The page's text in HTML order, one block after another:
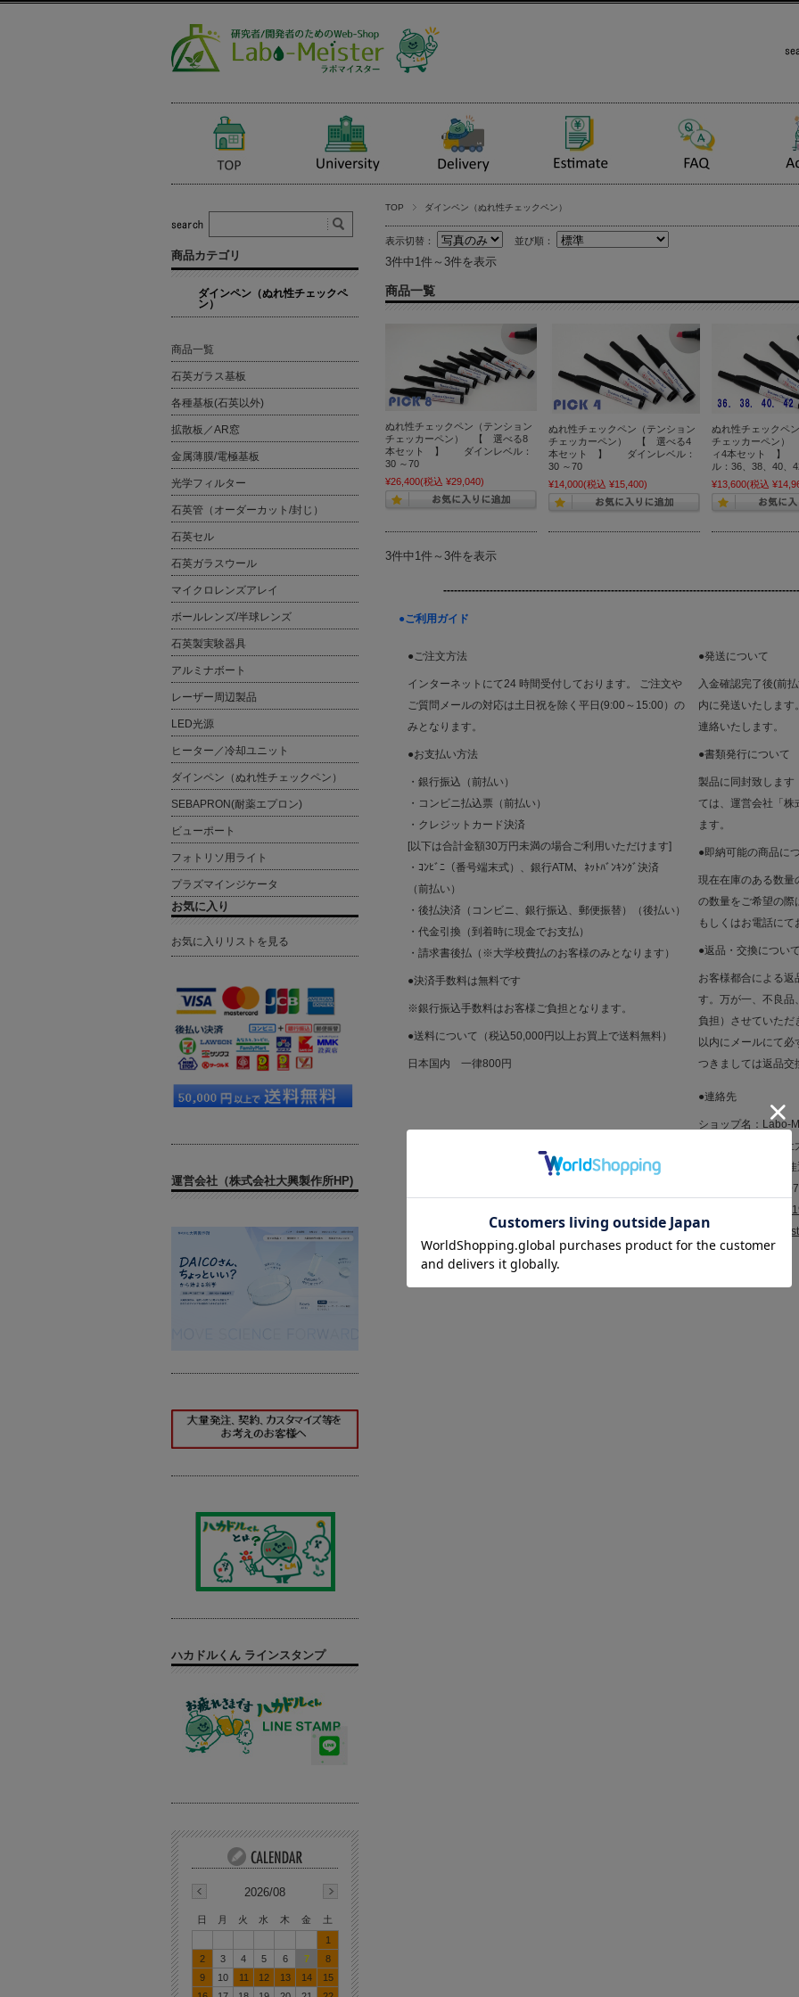
TOP ダインペン（ぬれ性チェックペン）
表示切替： 並び順：
3件中1件～3件を表示
商品一覧
ぬれ性チェックペン（テンション
チェッカーペン） 【 選べる8
本セット 】 ダインレベル：
30 ～70
¥26,400(税込 ¥29,040)
ぬれ性チェックペン（テンション
チェッカーペン） 【 選べる4
本セット 】 ダインレベル：
30 ～70
¥14,000(税込 ¥15,400)
ぬれ性チェックペ
チェッカーペン
ィ4本セット 】
ル：36、38、40、
¥13,600(税込
3件中1件～3件を表示
-----------------------------------------------------------------------
●ご利用ガイド
●ご注文方法
インターネットにて24 時間受付しております。 ご注文や
ご質問メールの対応は土日祝を除く平日(9:00～15:00）の
みとなります。
●お支払い方法
・銀行振込（前払い）
・コンビニ払込票（前払い）
・クレジットカード決済
[以下は合計金額30万円未満の場合ご利用いただけます]
・ｺﾝﾋﾞﾆ（番号端末式）、銀行ATM、ﾈｯﾄﾊﾞﾝｷﾝｸﾞ決済
（前払い）
・後払決済（コンビニ、銀行振込、郵便振替）（後払い）
・代金引換（到着時に現金でお支払）
・請求書後払（※大学校費払のお客様のみとなります）
●決済手数料は無料です
※銀行振込手数料はお客様ご負担となります。
●送料について（税込50,000円以上お買上で送料無料）
日本国内 一律800円
●発送について
入金確認完了後(前
内に発送いたしま
連絡いたします。
●書類発行について
製品に同封致します
ては、運営会社「株
ます。
●即納可能の商品に
現在在庫のある数量
の数量をご希望の際
もしくはお電話にて
●返品・交換について
お客様都合による返
す。万が一、不良品
負担）させていただ
以内にメールにて
つきましては返品交
●連絡先
ショップ名：Labo-
運営会社：株式会
運営責任者：須田
所在地：〒601-
075-933-
お問合せ：
商品カテゴリ
ダインペン（ぬれ性チェックペ
ン）
商品一覧
石英ガラス基板
各種基板(石英以外)
拡散板／AR窓
金属薄膜/電極基板
光学フィルター
石英管（オーダーカット/封じ）
石英セル
石英ガラスウール
マイクロレンズアレイ
ボールレンズ/半球レンズ
石英製実験器具
アルミナボート
レーザー周辺製品
LED光源
ヒーター／冷却ユニット
ダインペン（ぬれ性チェックペン）
SEBAPRON(耐薬エプロン)
ビューポート
フォトリソ用ライト
プラズマインジケータ
お気に入り
お気に入りリストを見る
運営会社（株式会社大興製作所HP)
ハカドルくん ラインスタンプ
2026/08
日 月 火 水 木 金
土
1
2
3 4 5 6 7
8
9
10 11 12 13 14
15